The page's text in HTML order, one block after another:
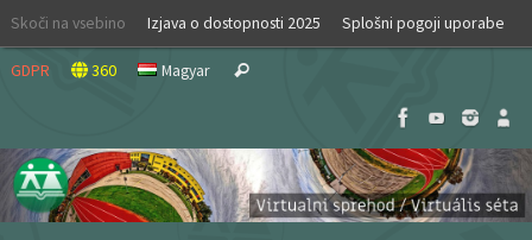
Skip
content
Skoči na vsebino Izjava o dostopnosti 2025 Splošni pogoji uporabe
GDPR 360 Magyar Search